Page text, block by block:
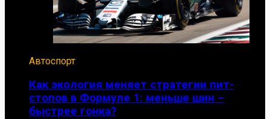
Автоспорт
Как экология меняет стратегии пит-
стопов в Формуле 1: меньше шин –
быстрее гонка?